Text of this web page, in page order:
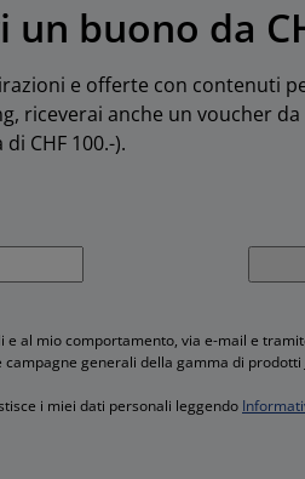
buono da
e offerte con contenuti
riceverai anche un voucher da
CHF 100.-).
al mio comportamento, via e-mail e
generali della gamma di prodotti
i miei dati personali leggendo